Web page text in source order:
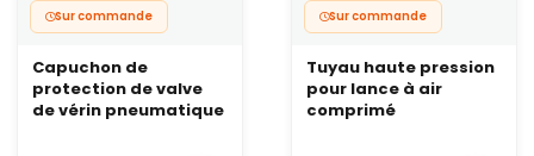
Sur commande
Capuchon de
protection de valve
de vérin pneumatique
Sur commande
Tuyau haute pression
pour lance à air
comprimé